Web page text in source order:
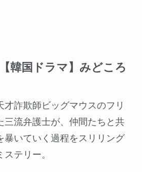
韓国ドラマ】みどころ
才詐欺師ビッグマウスのフリ
三流弁護士が、仲間たちと共
暴いていく過程をスリリング
テリー。